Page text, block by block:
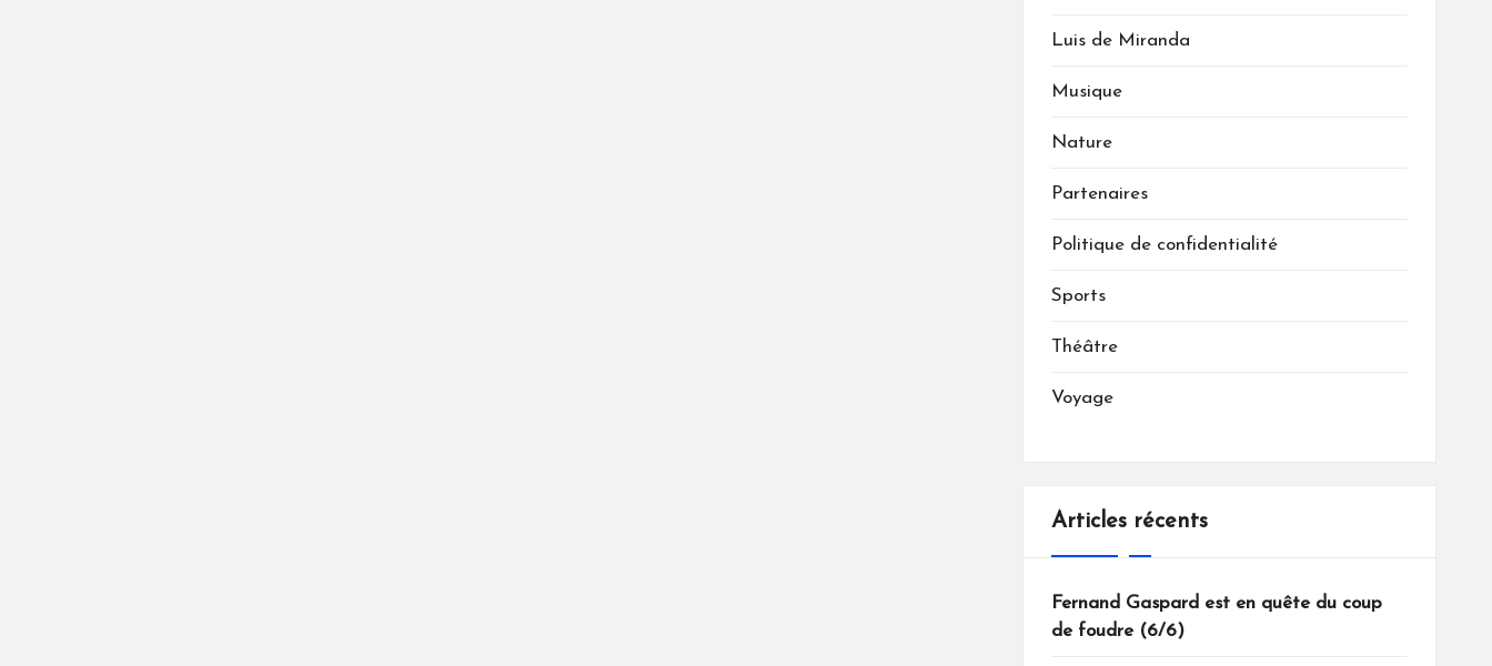
Luis de Miranda
Musique
Nature
Partenaires
Politique de confidentialité
Sports
Théâtre
Voyage
Articles récents
Fernand Gaspard est en quête du coup
de foudre (6/6)